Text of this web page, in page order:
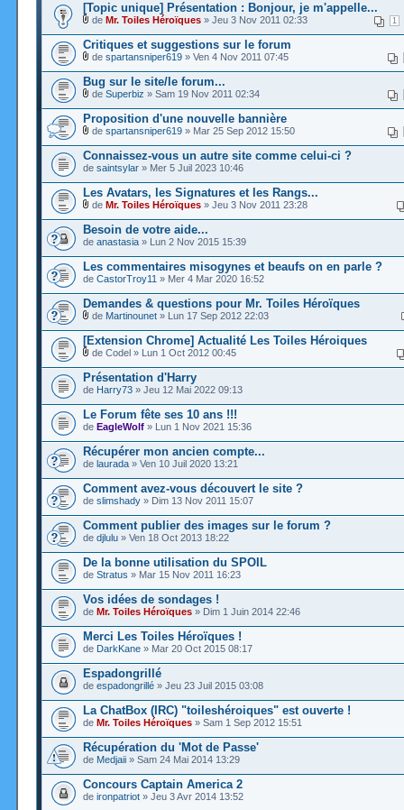
[Topic unique] Présentation : Bonjour, je m'appelle...
1
de Mr. Toiles Héroïques » Jeu 3 Nov 2011 02:33
Critiques et suggestions sur le forum
de spartansniper619 » Ven 4 Nov 2011 07:45
Bug sur le site/le forum...
de Superbiz » Sam 19 Nov 2011 02:34
Proposition d'une nouvelle bannière
de spartansniper619 » Mar 25 Sep 2012 15:50
Connaissez-vous un autre site comme celui-ci ?
de saintsylar » Mer 5 Juil 2023 10:46
Les Avatars, les Signatures et les Rangs...
de Mr. Toiles Héroïques » Jeu 3 Nov 2011 23:28
Besoin de votre aide...
de anastasia » Lun 2 Nov 2015 15:39
Les commentaires misogynes et beaufs on en parle ?
de CastorTroy11 » Mer 4 Mar 2020 16:52
Demandes & questions pour Mr. Toiles Héroïques
de Martinounet » Lun 17 Sep 2012 22:03
[Extension Chrome] Actualité Les Toiles Héroiques
de Codel » Lun 1 Oct 2012 00:45
Présentation d'Harry
de Harry73 » Jeu 12 Mai 2022 09:13
Le Forum fête ses 10 ans !!!
de EagleWolf » Lun 1 Nov 2021 15:36
Récupérer mon ancien compte...
de laurada » Ven 10 Juil 2020 13:21
Comment avez-vous découvert le site ?
de slimshady » Dim 13 Nov 2011 15:07
Comment publier des images sur le forum ?
de djlulu » Ven 18 Oct 2013 18:22
De la bonne utilisation du SPOIL
de Stratus » Mar 15 Nov 2011 16:23
Vos idées de sondages !
de Mr. Toiles Héroïques » Dim 1 Juin 2014 22:46
Merci Les Toiles Héroïques !
de DarkKane » Mar 20 Oct 2015 08:17
Espadongrillé
de espadongrillé » Jeu 23 Juil 2015 03:08
La ChatBox (IRC) "toileshéroiques" est ouverte !
de Mr. Toiles Héroïques » Sam 1 Sep 2012 15:51
Récupération du 'Mot de Passe'
de Medjaii » Sam 24 Mai 2014 13:29
Concours Captain America 2
de ironpatriot » Jeu 3 Avr 2014 13:52